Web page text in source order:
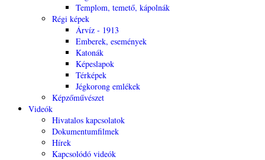
Templom, temető, kápolnák
Régi képek
Árvíz - 1913
Emberek, események
Katonák
Képeslapok
Térképek
Jégkorong emlékek
Képzőművészet
Videók
Hivatalos kapcsolatok
Dokumentumfilmek
Hírek
Kapcsolódó videók